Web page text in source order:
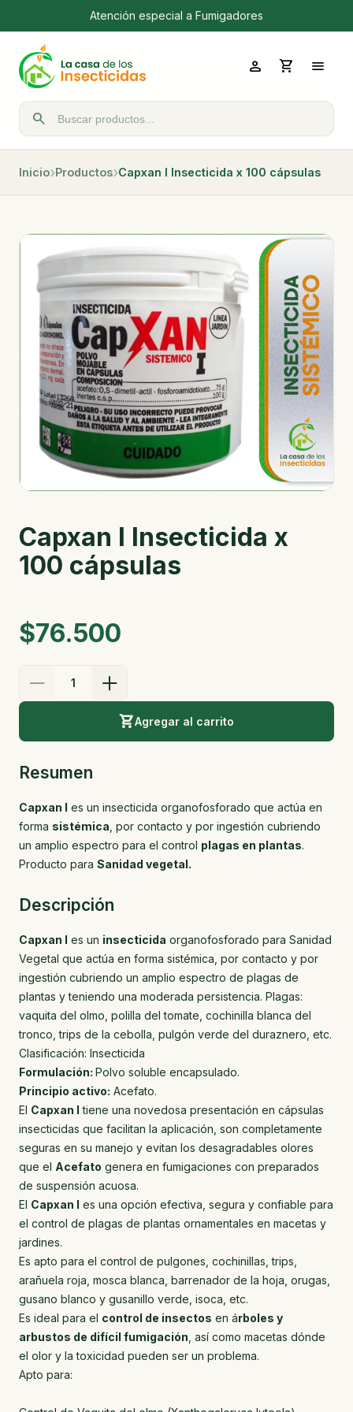
Atención especial a Fumigadores
person shopping_cart menu
Buscar productos
search
Inicio Productos Capxan I Insecticida x 100 cápsulas
Capxan I Insecticida x
100 cápsulas
$76.500
1
Agregar al carrito
Resumen
Capxan I es un insecticida organofosforado que actúa en
forma sistémica , por contacto y por ingestión cubriendo
un amplio espectro para el control plagas en plantas.
Producto para Sanidad vegetal.
Descripción
Capxan I es un insecticida organofosforado para Sanidad
Vegetal que actúa en forma sistémica, por contacto y por
ingestión cubriendo un amplio espectro de plagas de
plantas y teniendo una moderada persistencia. Plagas:
vaquita del olmo, polilla del tomate, cochinilla blanca del
tronco, trips de la cebolla, pulgón verde del duraznero, etc.
Clasificación: Insecticida
Formulación: Polvo soluble encapsulado.
Principio activo: Acefato.
El Capxan I tiene una novedosa presentación en cápsulas
insecticidas que facilitan la aplicación, son completamente
seguras en su manejo y evitan los desagradables olores
que el Acefato genera en fumigaciones con preparados
de suspensión acuosa.
El Capxan I es una opción efectiva, segura y confiable para
el control de plagas de plantas ornamentales en macetas y
jardines.
Es apto para el control de pulgones, cochinillas, trips,
arañuela roja, mosca blanca, barrenador de la hoja, orugas,
gusano blanco y gusanillo verde, isoca, etc.
Es ideal para el control de insectos en árboles y
arbustos de difícil fumigación , así como macetas dónde
el olor y la toxicidad pueden ser un problema.
Apto para: